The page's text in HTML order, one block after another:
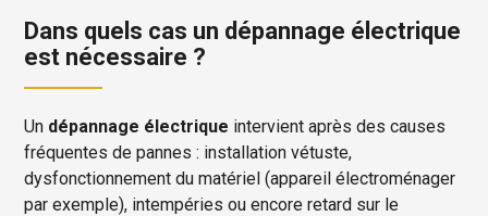
Dans quels cas un dépannage électrique
est nécessaire ?
Un dépannage électrique intervient après des causes
fréquentes de pannes : installation vétuste,
dysfonctionnement du matériel (appareil électroménager
par exemple), intempéries ou encore retard sur le